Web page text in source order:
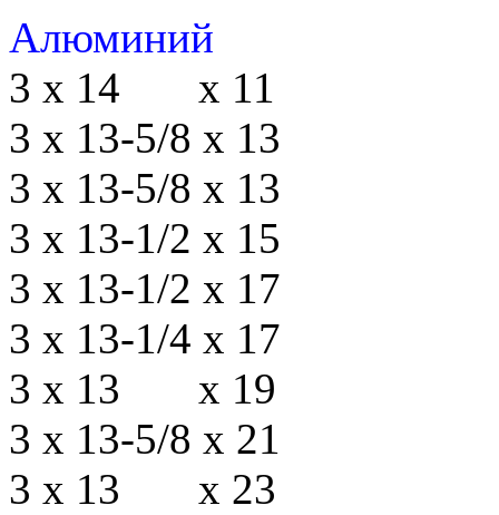
Алюминий
3 х 14 х 11
3 х 13-5/8 х 13
3 х 13-5/8 х 13
3 х 13-1/2 х 15
3 х 13-1/2 х 17
3 х 13-1/4 х 17
3 х 13 х 19
3 х 13-5/8 х 21
3 х 13 х 23